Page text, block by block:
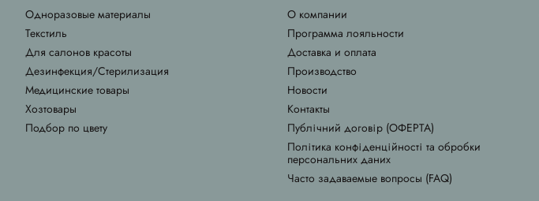
Одноразовые материалы
Текстиль
Для салонов красоты
Дезинфекция/Стерилизация
Медицинские товары
Хозтовары
Подбор по цвету
О компании
Программа лояльности
Доставка и оплата
Производство
Новости
Контакты
Публічний договір (ОФЕРТА)
Політика конфіденційності та обробки
персональних даних
Часто задаваемые вопросы (FAQ)